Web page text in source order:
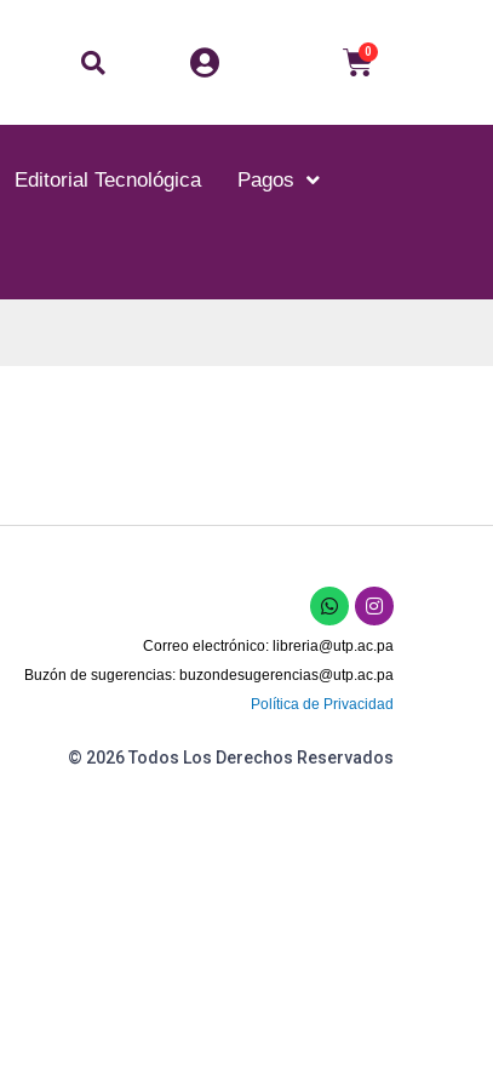
Buscar 0Carrito
Editorial Tecnológica Pagos
W
h
a
t
s
p
I
n
s
t
a
r
m
Correo electrónico: libreria@utp.ac.pa
Buzón de sugerencias: buzondesugerencias@utp.ac.pa
Política de Privacidad
© 2026 Todos Los Derechos Reservados